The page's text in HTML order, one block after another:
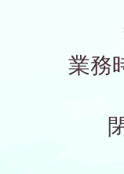
業務